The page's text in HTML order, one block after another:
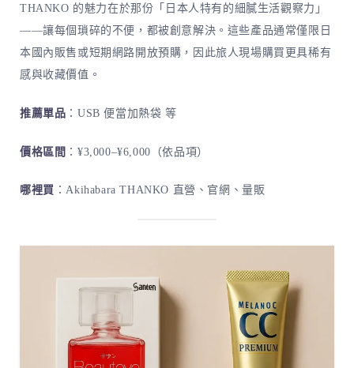
THANKO 的魅力在於那份「日本人特有的細膩生活觀察力」
——讓每個瑣碎的不便，都被創意解決。這些產品通常僅限日
本國內販售或短期網路開放預購，因此旅人現場購買更具稀有
感與收藏價值。
推薦單品 ：USB 便當加熱袋 等
價格區間 ：¥3,000–¥6,000（依品項）
哪裡買 ：Akihabara THANKO 直營、官網、量販